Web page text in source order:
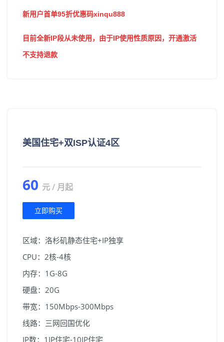
新用户首单95折优惠码xinqu888
目前全新IP段从未使用，由于IP使用性质原因，开通激活
不支持退款
美国住宅+双ISP认证4区
60 元 / 月起
立即购买
区域：洛杉矶静态住宅+IP独享
CPU：2核-4核
内存：1G-8G
硬盘：20G
带宽：150Mbps-300Mbps
线路：三网回国优化
IP数：1IP住宅-10IP住宅